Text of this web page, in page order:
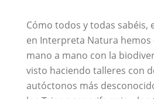
Cómo todos y todas sabéis,
en Interpreta Natura
mano a mano con la
visto haciendo talleres con
autóctonos más